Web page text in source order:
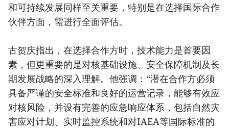
和可持续发展同样至关重要，特别是在选择国际合作
伙伴方面，需进行全面评估。
古贺庆指出，在选择合作方时，技术能力是首要因
素，但更重要的是对核基础设施、安全保障机制及长
期发展战略的深入理解。他强调：“潜在合作方必须
具备严谨的安全标准和良好的运营记录，能够有效应
对核风险，并设有完善的应急响应体系，包括自然灾
害应对计划、实时监控系统和对IAEA等国际标准的